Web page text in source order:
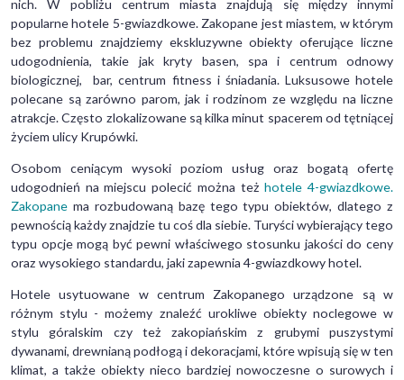
nich. W pobliżu centrum miasta znajdują się między innymi
popularne hotele 5-gwiazdkowe. Zakopane jest miastem, w którym
bez problemu znajdziemy ekskluzywne obiekty oferujące liczne
udogodnienia, takie jak kryty basen, spa i centrum odnowy
biologicznej, bar, centrum fitness i śniadania. Luksusowe hotele
polecane są zarówno parom, jak i rodzinom ze względu na liczne
atrakcje. Często zlokalizowane są kilka minut spacerem od tętniącej
życiem ulicy Krupówki.
Osobom ceniącym wysoki poziom usług oraz bogatą ofertę
udogodnień na miejscu polecić można teżhotele 4-gwiazdkowe.
Zakopane ma rozbudowaną bazę tego typu obiektów, dlatego z
pewnością każdy znajdzie tu coś dla siebie. Turyści wybierający tego
typu opcje mogą być pewni właściwego stosunku jakości do ceny
oraz wysokiego standardu, jaki zapewnia 4-gwiazdkowy hotel.
Hotele usytuowane w centrum Zakopanego urządzone są w
różnym stylu - możemy znaleźć urokliwe obiekty noclegowe w
stylu góralskim czy też zakopiańskim z grubymi puszystymi
dywanami, drewnianą podłogą i dekoracjami, które wpisują się w ten
klimat, a także obiekty nieco bardziej nowoczesne o surowych i